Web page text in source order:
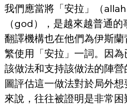
我們應當將「安拉」（allah
（god），是越來越普通
翻譯機構也在他們為伊斯
繁使用「安拉」一詞。因
該做法和支持該做法的陣
圖評估這一做法對於局外
來說，往往被證明是非常